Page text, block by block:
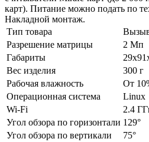
карт). Питание можно подать по
Накладной монтаж.
Тип товара
Разрешение матрицы
2 Мп
Габариты
Вес изделия
300 г
Рабочая влажность
От
Операционная система
Linux
Wi-Fi
2.4
Угол обзора по горизонтали 129°
Угол обзора по вертикали
75°